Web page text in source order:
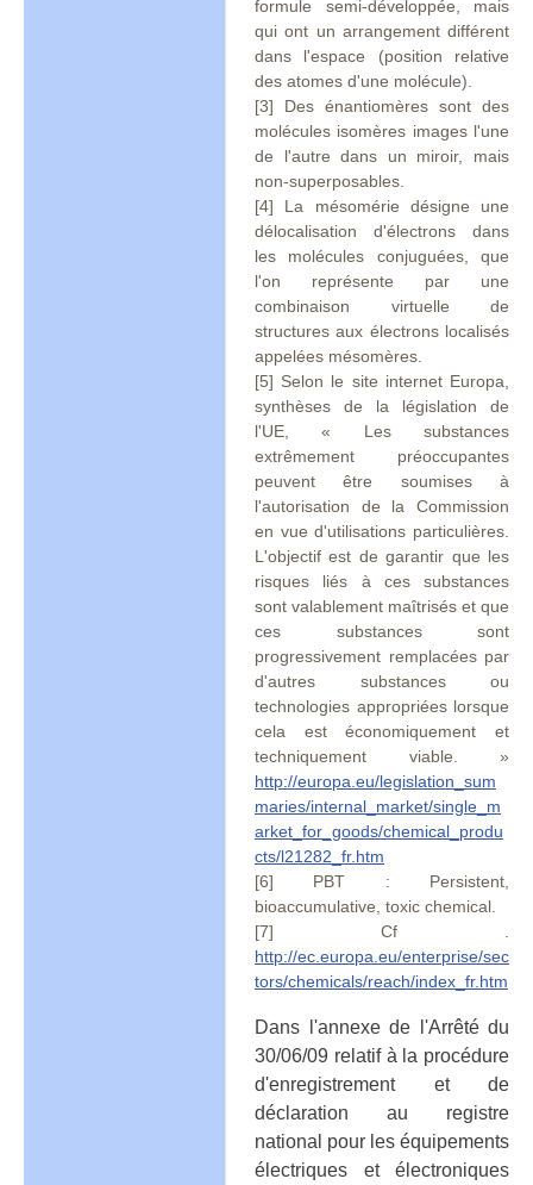
formule semi-développée, mais
qui ont un arrangement différent
dans l'espace (position relative
des atomes d'une molécule).
[3] Des énantiomères sont des
molécules isomères images l'une
de l'autre dans un miroir, mais
non-superposables.
[4] La mésomérie désigne une
délocalisation d'électrons dans
les molécules conjuguées, que
l'on représente par une
combinaison virtuelle de
structures aux électrons localisés
appelées mésomères.
[5] Selon le site internet Europa,
synthèses de la législation de
l'UE, « Les substances
extrêmement préoccupantes
peuvent être soumises à
l'autorisation de la Commission
en vue d'utilisations particulières.
L'objectif est de garantir que les
risques liés à ces substances
sont valablement maîtrisés et que
ces substances sont
progressivement remplacées par
d'autres substances ou
technologies appropriées lorsque
cela est économiquement et
techniquement viable. »
http://europa.eu/legislation_sum
maries/internal_market/single_m
arket_for_goods/chemical_produ
cts/l21282_fr.htm
[6] PBT : Persistent,
bioaccumulative, toxic chemical.
[7] Cf .
http://ec.europa.eu/enterprise/sec
tors/chemicals/reach/index_fr.htm
Dans l'annexe de l'Arrêté du
30/06/09 relatif à la procédure
d'enregistrement et de
déclaration au registre
national pour les équipements
électriques et électroniques